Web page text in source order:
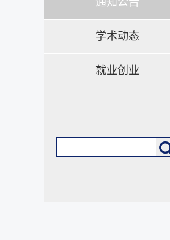
学术动态
就业创业